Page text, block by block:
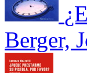
Berger,